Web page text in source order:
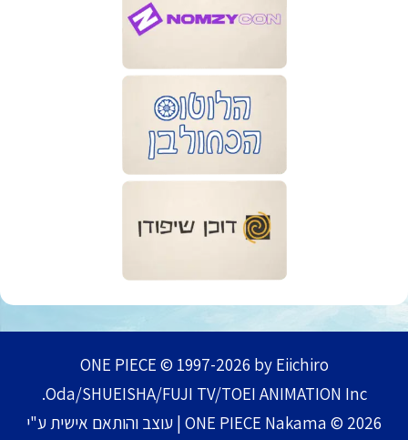
ONE PIECE © 1997-2026 by Eiichiro
Oda/SHUEISHA/FUJI TV/TOEI ANIMATION Inc.
ONE PIECE Nakama © 2026 | עוצב והותאם אישית ע"י